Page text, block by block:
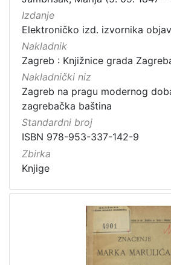
Izdanje
Elektroničko izd. izvornika
Nakladnik
Zagreb : Knjižnice grada
Nakladnički niz
Zagreb na pragu modernog
zagrebačka baština
Standardni broj
ISBN 978-953-337-142-9
Zbirka
Knjige